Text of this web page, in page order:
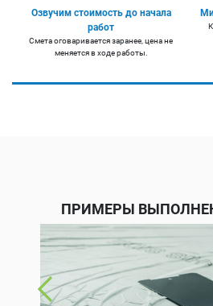
Озвучим стоимость до начала
работ
Смета оговаривается заранее, цена не
меняется в ходе работы.
ПРИМЕРЫ